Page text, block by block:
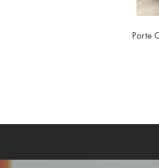
Porte